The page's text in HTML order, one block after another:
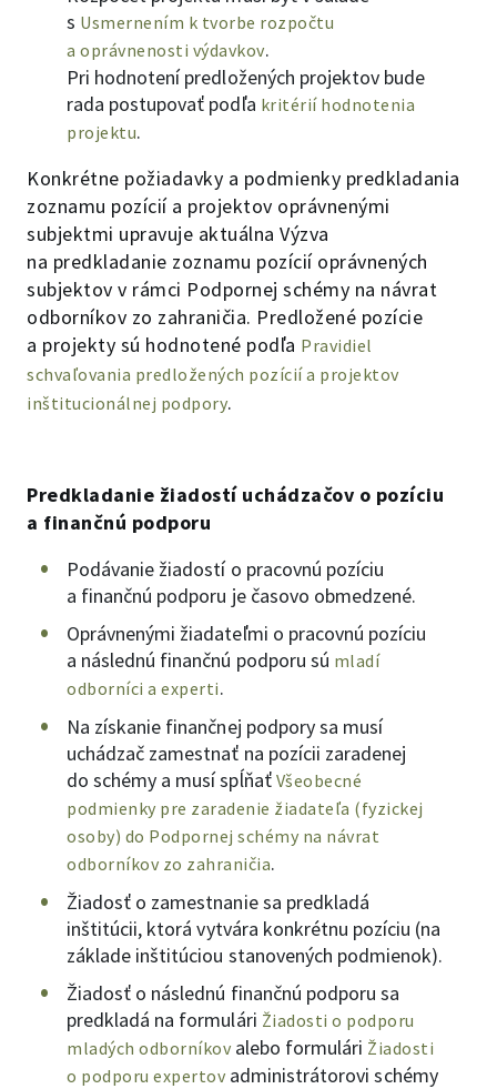
s Usmernením k tvorbe rozpočtu
a oprávnenosti výdavkov.
Pri hodnotení predložených projektov bude
rada postupovať podľa kritérií hodnotenia
projektu.
Konkrétne požiadavky a podmienky predkladania
zoznamu pozícií a projektov oprávnenými
subjektmi upravuje aktuálna Výzva
na predkladanie zoznamu pozícií oprávnených
subjektov v rámci Podpornej schémy na návrat
odborníkov zo zahraničia. Predložené pozície
a projekty sú hodnotené podľa Pravidiel
schvaľovania predložených pozícií a projektov
inštitucionálnej podpory.
Predkladanie žiadostí uchádzačov o pozíciu
a finančnú podporu
Podávanie žiadostí o pracovnú pozíciu
a finančnú podporu je časovo obmedzené.
Oprávnenými žiadateľmi o pracovnú pozíciu
a následnú finančnú podporu sú mladí
odborníci a experti.
Na získanie finančnej podpory sa musí
uchádzač zamestnať na pozícii zaradenej
do schémy a musí spĺňať Všeobecné
podmienky pre zaradenie žiadateľa (fyzickej
osoby) do Podpornej schémy na návrat
odborníkov zo zahraničia.
Žiadosť o zamestnanie sa predkladá
inštitúcii, ktorá vytvára konkrétnu pozíciu (na
základe inštitúciou stanovených podmienok).
Žiadosť o následnú finančnú podporu sa
predkladá na formulári Žiadosti o podporu
mladých odborníkov alebo formulári Žiadosti
o podporu expertov administrátorovi schémy